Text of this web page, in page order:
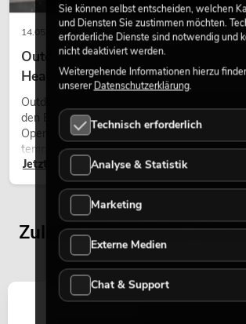
14.05.2026
Outdoor Moving-Heads:
Heads bei Events
Outdoor Moving-Heads sind bewegliche
den Einsatz im Freien. Sie werden bei
Open-Air-Konzerten,
temporären Außeninstallationen eingesetzt.
Jetzt lesen
Zuletzt angesehene
Sie können selbst entscheiden, welchen
und Diensten Sie zustimmen möchten.
erforderliche Dienste sind notwendig und
nicht deaktiviert werden.
Weitergehende Informationen hierzu
unsererDatenschutzerklärung.
Technisch erforderlich
Analyse & Statistik
Marketing
Externe Medien
Chat & Support